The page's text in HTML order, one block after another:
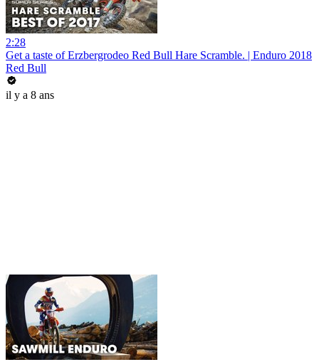
2:28
Get a taste of Erzbergrodeo Red Bull Hare Scramble. | Enduro 2018
Red Bull
il y a 8 ans